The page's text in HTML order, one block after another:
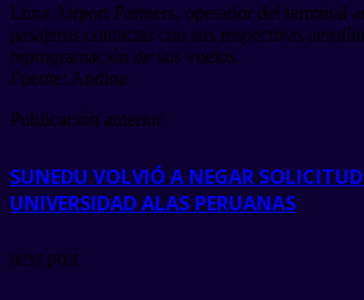
Lima Airport Partners, operador del terminal
pasajeros contactar con sus respectivas
reprogramación de sus vuelos.
Fuente: Andina
Publicación anterior
SUNEDU VOLVIÓ A NEGAR
UNIVERSIDAD ALAS PERUANAS
next post